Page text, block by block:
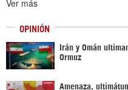
Ver más
OPINIÓN
Irán y Omán
Ormuz
Amenaza,